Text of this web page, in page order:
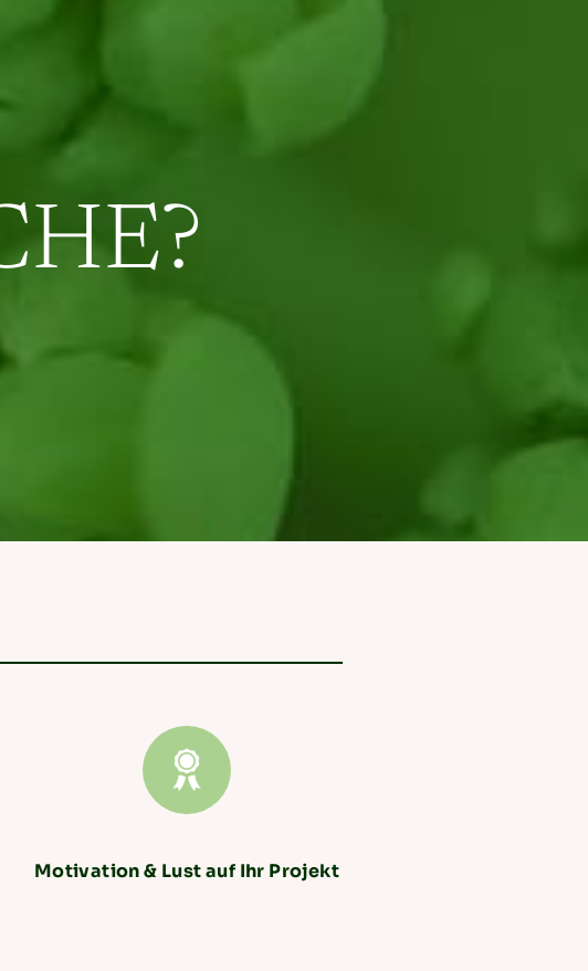
Motivation & Lust auf Ihr Projekt